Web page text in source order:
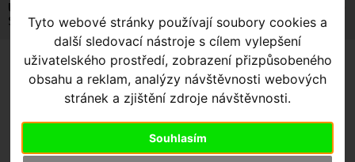
Tyto webové stránky používají soubory cookies a
další sledovací nástroje s cílem vylepšení
uživatelského prostředí, zobrazení přizpůsobeného
obsahu a reklam, analýzy návštěvnosti webových
stránek a zjištění zdroje návštěvnosti.
Souhlasím
Úvodní strana
Specialized Neoprene Shoe Cover
SPECIALIZED NEOPRENE
SHOE COVER- Black M/L